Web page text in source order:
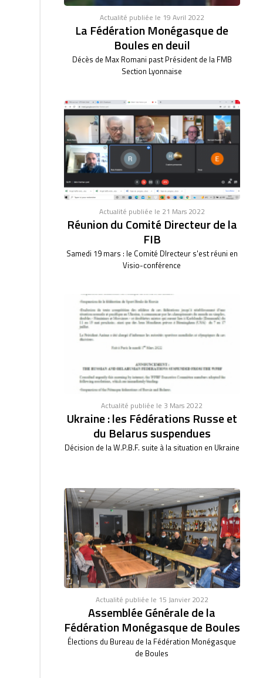
Actualité publiée le 19 Avril 2022
La Fédération Monégasque de
Boules en deuil
Décès de Max Romani past Président de la FMB
Section Lyonnaise
Actualité publiée le 21 Mars 2022
Réunion du Comité Directeur de la
FIB
Samedi 19 mars : le Comité DIrecteur s'est réuni en
Visio-conférence
Actualité publiée le 3 Mars 2022
Ukraine : les Fédérations Russe et
du Belarus suspendues
Décision de la W.P.B.F. suite à la situation en Ukraine
Actualité publiée le 15 Janvier 2022
Assemblée Générale de la
Fédération Monégasque de Boules
Élections du Bureau de la Fédération Monégasque
de Boules